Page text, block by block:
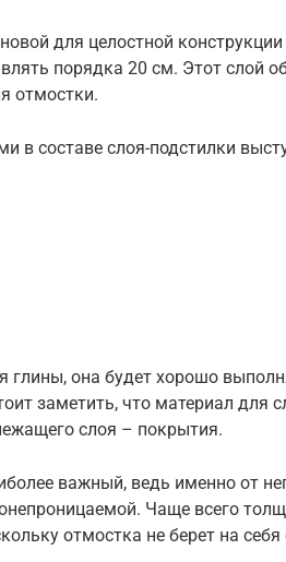
для целостной
порядка 20 см. Этот слой
отмостки.
в составе слоя-подстилки
глины, она будет хорошо
заметить, что материал для
слоя – покрытия.
важный, ведь именно от
Чаще всего
отмостка не берет на